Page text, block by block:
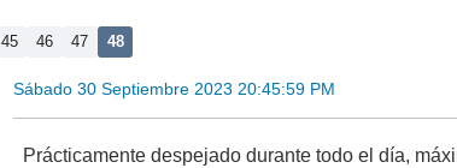
45 46 47 48
Sábado 30 Septiembre 2023 20:45:59 PM
Prácticamente despejado durante todo el día,